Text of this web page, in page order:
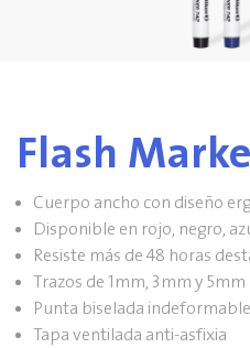
Flash
Cuerpo ancho con diseño
Disponible en rojo, negro,
Resiste más de 48 horas
Trazos de 1mm, 3mm y 5mm
Punta biselada indeformable
Tapa ventilada anti-asfixia